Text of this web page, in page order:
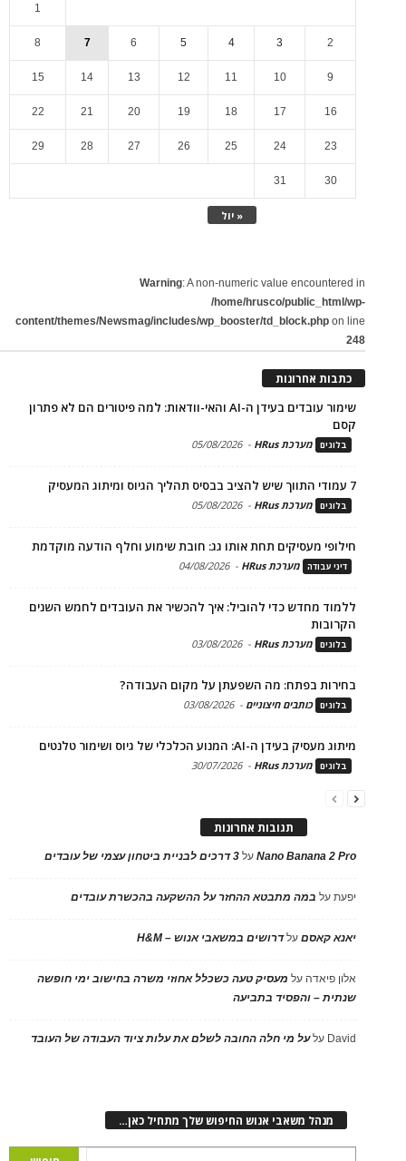
« יול
1
2
3
4
5
6
7
8
9
10
11
12
13
14
15
16
17
18
19
20
21
22
23
24
25
26
27
28
29
30
31
Warning: A non-numeric value encountered in
/home/hrusco/public_html/wp-
content/themes/Newsmag/includes/wp_booster/td_block.php on line
248
כתבות אחרונות
שימור עובדים בעידן ה-AI והאי-וודאות: למה פיטורים הם לא פתרון
קסם
בלוגים מערכת HRus -
05/08/2026
7 עמודי התווך שיש להציב בבסיס תהליך הגיוס ומיתוג המעסיק
בלוגים מערכת HRus -
05/08/2026
חילופי מעסיקים תחת אותו גג: חובת שימוע וחלף הודעה מוקדמת
דיני עבודה מערכת HRus -
04/08/2026
ללמוד מחדש כדי להוביל: איך להכשיר את העובדים לחמש השנים
הקרובות
בלוגים מערכת HRus -
03/08/2026
בחירות בפתח: מה השפעתן על מקום העבודה?
בלוגים כותבים חיצוניים -
03/08/2026
מיתוג מעסיק בעידן ה-AI: המנוע הכלכלי של גיוס ושימור טלנטים
בלוגים מערכת HRus -
30/07/2026
תגובות אחרונות
Nano Banana 2 Proעל 3 דרכים לבניית ביטחון עצמי של עובדים
יפעתעל במה מתבטא ההחזר על ההשקעה בהכשרת עובדים
יאנא קאסםעלדרושים במשאבי אנוש – H&M
אלון פיאדה על מעסיק טעה כשכלל אחוזי משרה בחישוב ימי חופשה
שנתית – והפסיד בתביעה
David עלעל מי חלה החובה לשלם את עלות ציוד העבודה של העובד
מנהל משאבי אנוש החיפוש שלך מתחיל כאן…